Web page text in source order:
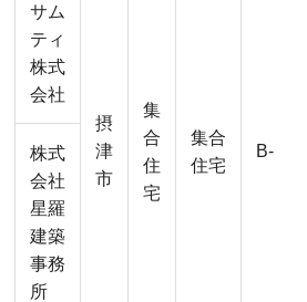
サム
ティ
株式
会社
摂
津
市
集
合
住
宅
集合
住宅
B-
株式
会社
星羅
建築
事務
所